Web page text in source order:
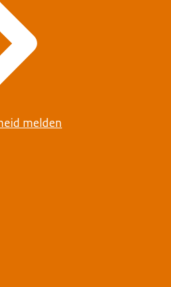
melden